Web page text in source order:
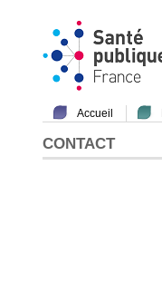
Accueil
CONTACT